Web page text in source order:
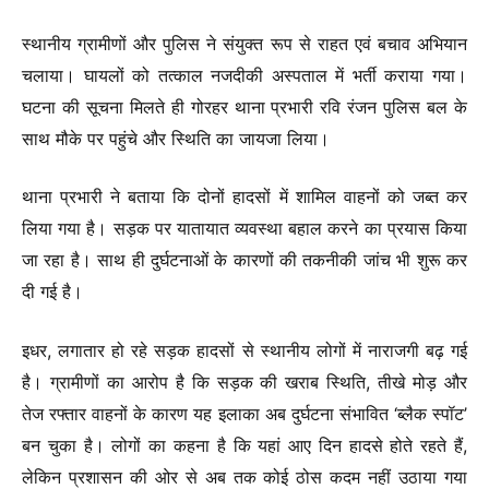
स्थानीय ग्रामीणों और पुलिस ने संयुक्त रूप से राहत एवं बचाव अभियान
चलाया। घायलों को तत्काल नजदीकी अस्पताल में भर्ती कराया गया।
घटना की सूचना मिलते ही गोरहर थाना प्रभारी रवि रंजन पुलिस बल के
साथ मौके पर पहुंचे और स्थिति का जायजा लिया।
थाना प्रभारी ने बताया कि दोनों हादसों में शामिल वाहनों को जब्त कर
लिया गया है। सड़क पर यातायात व्यवस्था बहाल करने का प्रयास किया
जा रहा है। साथ ही दुर्घटनाओं के कारणों की तकनीकी जांच भी शुरू कर
दी गई है।
इधर, लगातार हो रहे सड़क हादसों से स्थानीय लोगों में नाराजगी बढ़ गई
है। ग्रामीणों का आरोप है कि सड़क की खराब स्थिति, तीखे मोड़ और
तेज रफ्तार वाहनों के कारण यह इलाका अब दुर्घटना संभावित ‘ब्लैक स्पॉट’
बन चुका है। लोगों का कहना है कि यहां आए दिन हादसे होते रहते हैं,
लेकिन प्रशासन की ओर से अब तक कोई ठोस कदम नहीं उठाया गया